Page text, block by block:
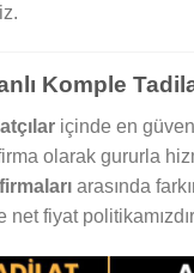
Komple
içinde en
olarak gururla
arasında
net fiyat